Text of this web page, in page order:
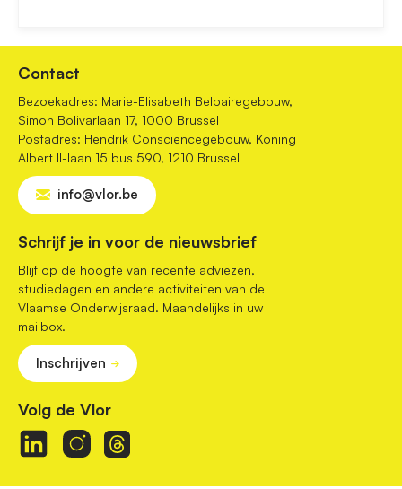
Contact
Bezoekadres: Marie-Elisabeth Belpairegebouw,
Simon Bolivarlaan 17, 1000 Brussel
Postadres: Hendrik Consciencegebouw, Koning
Albert II-laan 15 bus 590, 1210 Brussel
info@vlor.be
Schrijf je in voor de nieuwsbrief
Blijf op de hoogte van recente adviezen,
studiedagen en andere activiteiten van de
Vlaamse Onderwijsraad. Maandelijks in uw
mailbox.
Inschrijven
Volg de Vlor